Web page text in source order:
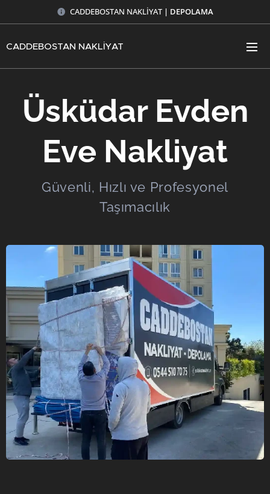
CADDEBOSTAN NAKLİYAT | DEPOLAMA
CADDEBOSTAN NAKLİYAT
Üsküdar Evden
Eve Nakliyat
Güvenli, Hızlı ve Profesyonel
Taşımacılık